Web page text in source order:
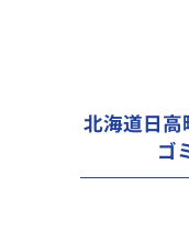
北海道日
ゴ